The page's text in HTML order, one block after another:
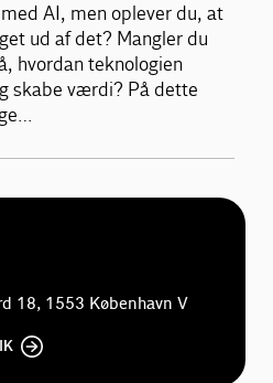
AI, men oplever du, at
ud af det? Mangler du
hvordan teknologien
skabe værdi? På dette
18, 1553 København V